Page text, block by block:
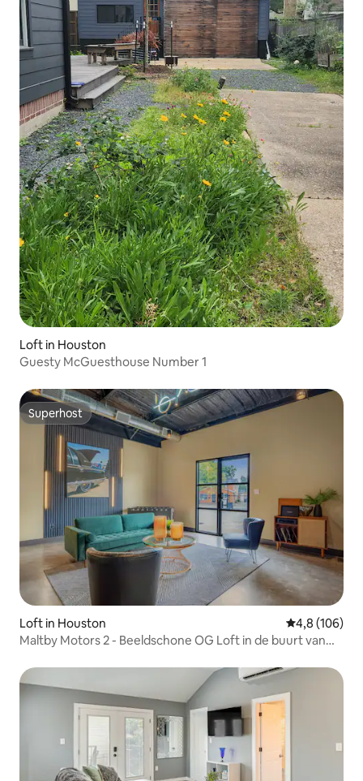
Loft in Houston
Guesty McGuesthouse Number 1
Superhost
Superhost
Loft in Houston Gemiddelde
4,8 (106)
Maltby Motors 2 - Beeldschone OG Loft in de buurt van